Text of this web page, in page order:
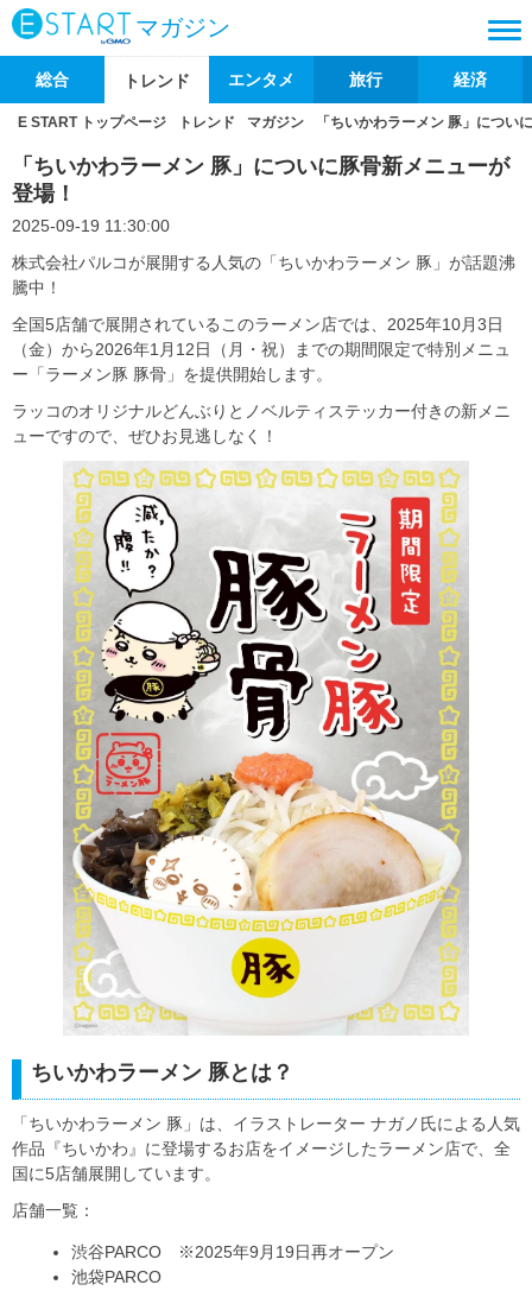
マガジン
総合 トレンド エンタメ 旅行 経済
E START トップページ トレンド マガジン 「ちいかわラーメン 豚」につい
「ちいかわラーメン 豚」についに豚骨新メニューが
登場！
2025-09-19 11:30:00
株式会社パルコが展開する人気の「ちいかわラーメン 豚」が話題沸
騰中！
全国5店舗で展開されているこのラーメン店では、2025年10月3日
（金）から2026年1月12日（月・祝）までの期間限定で特別メニュ
ー「ラーメン豚 豚骨」を提供開始します。
ラッコのオリジナルどんぶりとノベルティステッカー付きの新メニ
ューですので、ぜひお見逃しなく！
ちいかわラーメン 豚とは？
「ちいかわラーメン 豚」は、イラストレーター ナガノ氏による人気
作品『ちいかわ』に登場するお店をイメージしたラーメン店で、全
国に5店舗展開しています。
店舗一覧：
渋谷PARCO ※2025年9月19日再オープン
池袋PARCO